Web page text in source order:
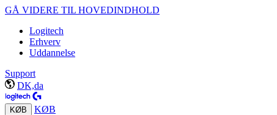
GÅ VIDERE TIL HOVEDINDHOLD
Logitech
Erhverv
Uddannelse
Support
DK,da
KØB KØB